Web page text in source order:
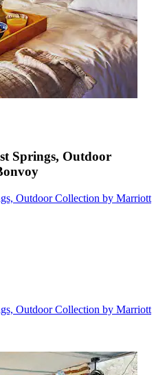
Springs, Outdoor
Outdoor Collection by Marriott
Outdoor Collection by Marriott